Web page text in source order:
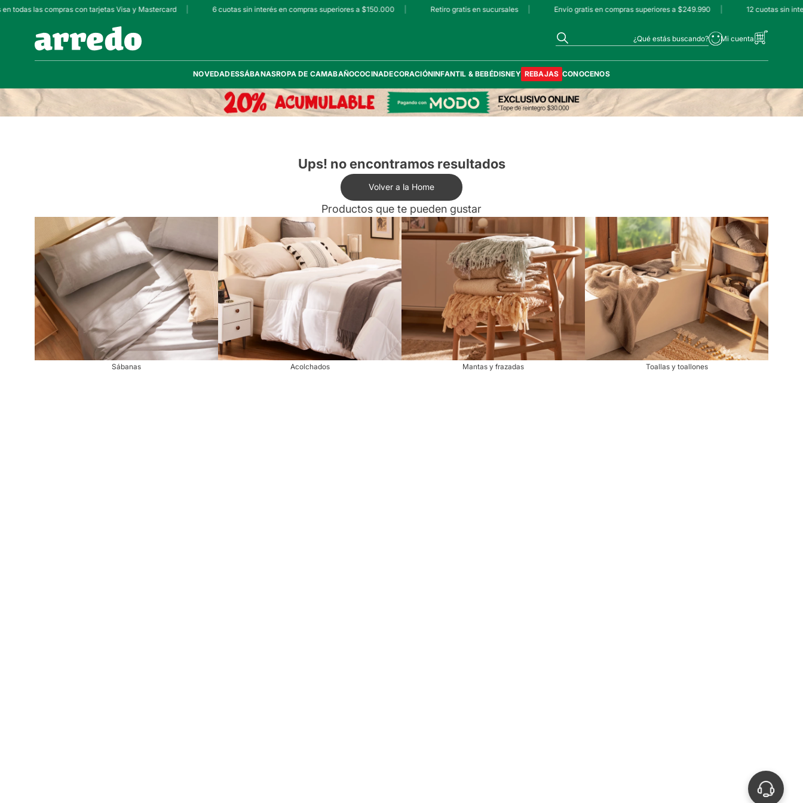
todas las compras con tarjetas Visa y Mastercard 6 cuotas sin interés en compras superiores a $150.000 Retiro gratis en sucursales Envío gratis en compras superiores a $249.990 12 cuotas sin
¿Qué estás buscando?
NOVEDADESSÁBANASROPA DE CAMABAÑOCOCINADECORACIÓNINFANTIL & BEBÉDISNEY REBAJAS CONOCENOS
Ups! no encontramos resultados
Volver a la Home
Productos que te pueden gustar
Sábanas Acolchados Mantas y frazadas Toallas y toallones